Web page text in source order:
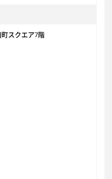
スクエア7階